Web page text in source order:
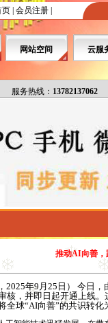
页 会员注册
网站空间 云服
服务热线： 13782137062
推动AI向善
，2025年9月25日） 今日
核，并即日起开通上线
全球“AI向善”的共识转